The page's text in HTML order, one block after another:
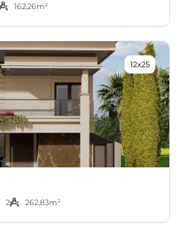
162,26m²
2 262,83m²
12x25